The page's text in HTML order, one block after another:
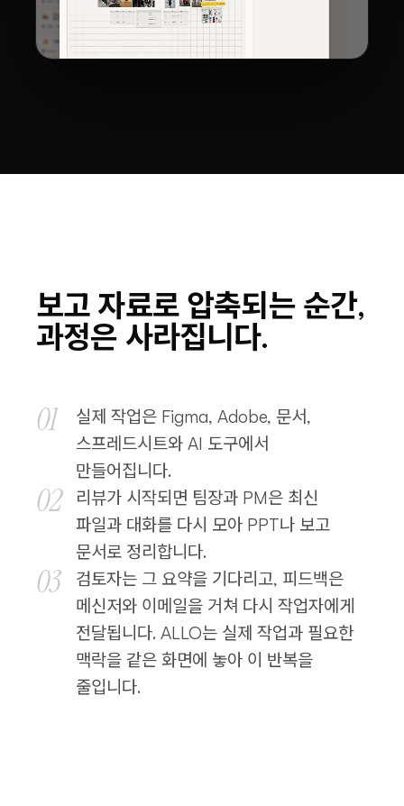
보고 자료로 압축되는 순간,
과정은 사라집니다.
01
실제 작업은 Figma, Adobe, 문서,
스프레드시트와 AI 도구에서
만들어집니다.
02
리뷰가 시작되면 팀장과 PM은 최신
파일과 대화를 다시 모아 PPT나 보고
문서로 정리합니다.
03
검토자는 그 요약을 기다리고, 피드백은
메신저와 이메일을 거쳐 다시 작업자에게
전달됩니다. ALLO는 실제 작업과 필요한
맥락을 같은 화면에 놓아 이 반복을
줄입니다.